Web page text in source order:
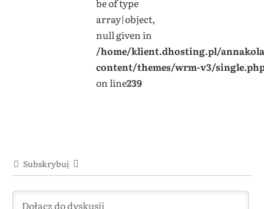
array|object,
null given in
/home/klient.dhosting.pl/
content/themes/wrm-v3/
on line239
Subskrybuj